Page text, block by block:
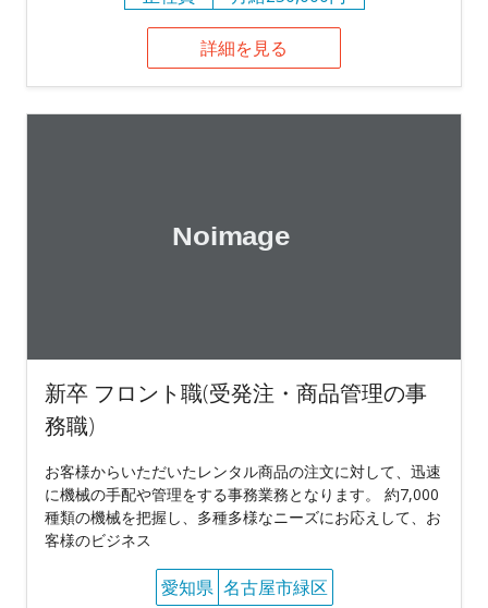
詳細を見る
新卒 フロント職(受発注・商品管理の事
務職)
お客様からいただいたレンタル商品の注文に対して、迅速
に機械の手配や管理をする事務業務となります。 約7,000
種類の機械を把握し、多種多様なニーズにお応えして、お
客様のビジネス
愛知県 名古屋市緑区